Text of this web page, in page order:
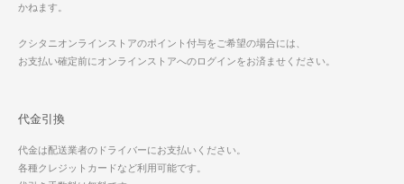
かねます。
クシタニオンラインストアのポイント付与をご希望の場合には、
お支払い確定前にオンラインストアへのログインをお済ませください。
代金引換
代金は配送業者のドライバーにお支払いください。
各種クレジットカードなど利用可能です。